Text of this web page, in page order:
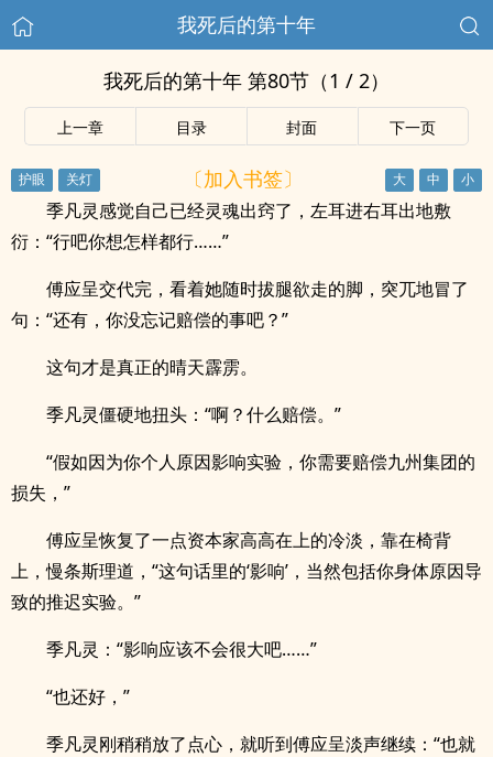
我死后的第十年
我死后的第十年 第80节（1 / 2）
上一章 目录 封面 下一页
〔加入书签〕
季凡灵感觉自己已经灵魂出窍了，左耳进右耳出地敷
衍：“行吧你想怎样都行……”
傅应呈交代完，看着她随时拔腿欲走的脚，突兀地冒了
句：“还有，你没忘记赔偿的事吧？”
这句才是真正的晴天霹雳。
季凡灵僵硬地扭头：“啊？什么赔偿。”
“假如因为你个人原因影响实验，你需要赔偿九州集团的
损失，”
傅应呈恢复了一点资本家高高在上的冷淡，靠在椅背
上，慢条斯理道，“这句话里的‘影响’，当然包括你身体原因导
致的推迟实验。”
季凡灵：“影响应该不会很大吧……”
“也还好，”
季凡灵刚稍稍放了点心，就听到傅应呈淡声继续：“也就